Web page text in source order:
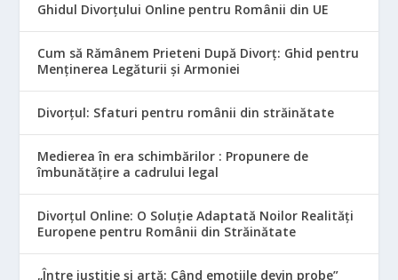
Ghidul Divorțului Online pentru Românii din UE
Cum să Rămânem Prieteni După Divorț: Ghid pentru
Menținerea Legăturii și Armoniei
Divorțul: Sfaturi pentru românii din străinătate
Medierea în era schimbărilor : Propunere de
îmbunătățire a cadrului legal
Divorțul Online: O Soluție Adaptată Noilor Realități
Europene pentru Românii din Străinătate
„Între justiție și artă: Când emoțiile devin probe”